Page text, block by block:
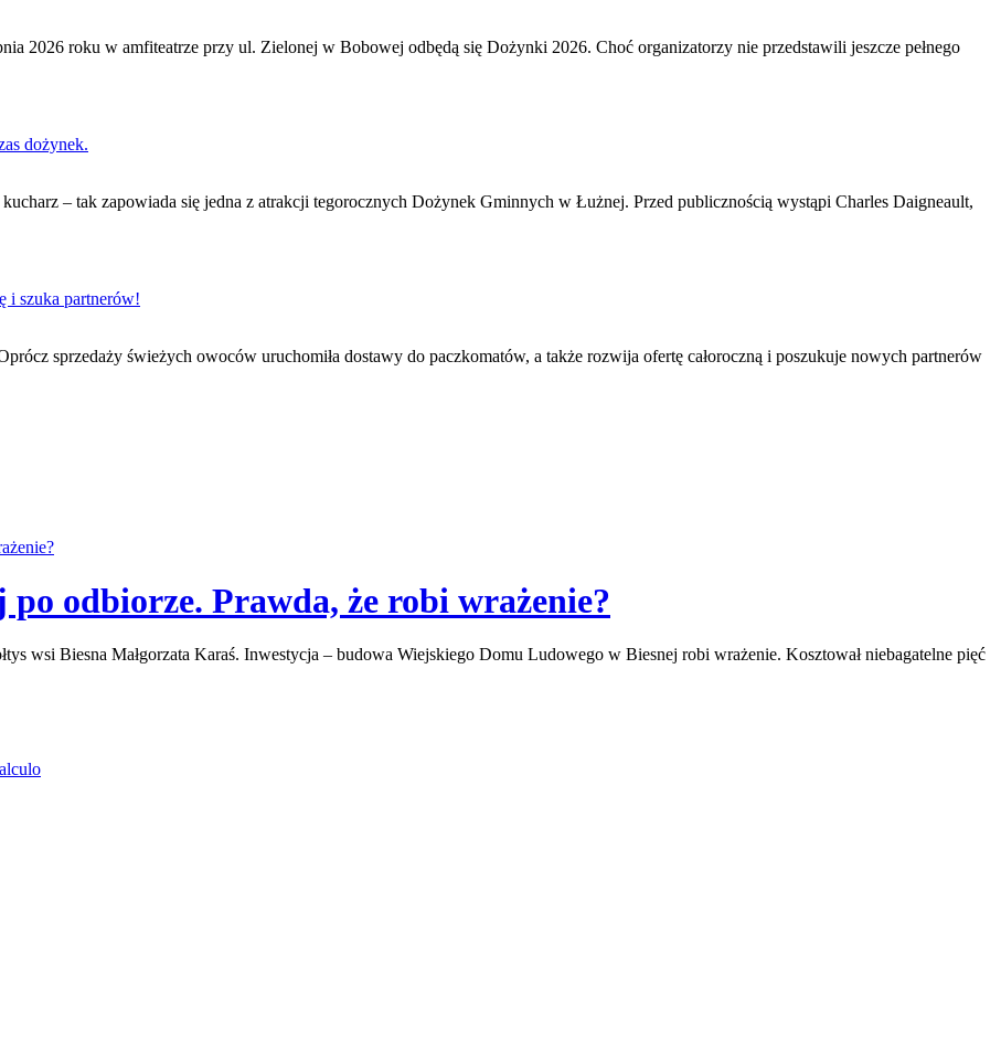
2026 roku w amfiteatrze przy ul. Zielonej w Bobowej odbędą się Dożynki 2026. Choć organizatorzy nie przedstawili jeszcze pełnego
dożynek.
– tak zapowiada się jedna z atrakcji tegorocznych Dożynek Gminnych w Łużnej. Przed publicznością wystąpi Charles Daigneault,
i szuka partnerów!
sprzedaży świeżych owoców uruchomiła dostawy do paczkomatów, a także rozwija ofertę całoroczną i poszukuje nowych partnerów
odbiorze. Prawda, że robi wrażenie?
wsi Biesna Małgorzata Karaś. Inwestycja – budowa Wiejskiego Domu Ludowego w Biesnej robi wrażenie. Kosztował niebagatelne pięć